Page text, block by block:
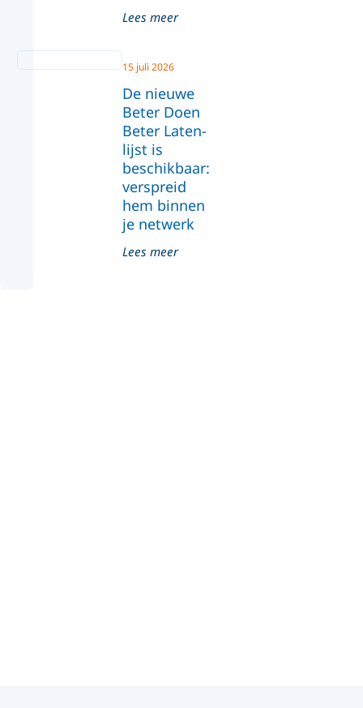
Lees meer
De nieuwe
Beter Doen
Beter Laten-
lijst is
beschikbaar:
verspreid
hem binnen
je netwerk
15 juli 2026
Lees meer